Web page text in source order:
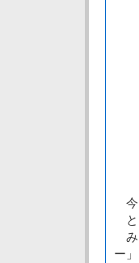
今
と
み
ー